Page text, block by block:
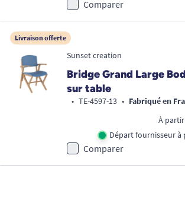
Comparer
Livraison offerte
Sunset creation
Bridge Grand Large
sur table
• TE-4597-13 • Fabriqué en
À
Départ fournisseur
Comparer